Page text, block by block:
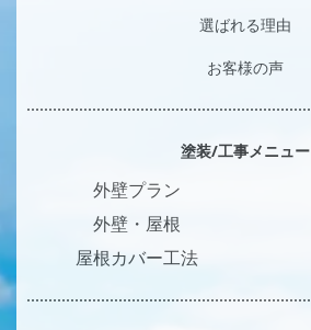
選ばれる理由
お客様の声
塗装/工事メニュー
外壁プラン
外壁・屋根
屋根カバー工法